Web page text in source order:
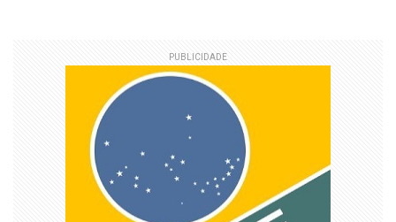
PUBLICIDADE